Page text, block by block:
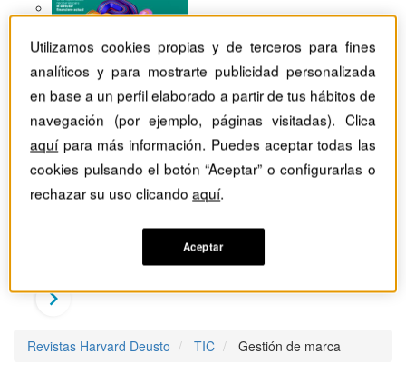
Revistas Harvard Deusto TIC Gestión de marca
Utilizamos cookies propias y de terceros para fines
analíticos y para mostrarte publicidad personalizada
en base a un perfil elaborado a partir de tus hábitos de
navegación (por ejemplo, páginas visitadas). Clica
aquípara más información. Puedes aceptar todas las
cookies pulsando el botón “Aceptar” o configurarlas o
rechazar su uso clicandoaquí.
Aceptar